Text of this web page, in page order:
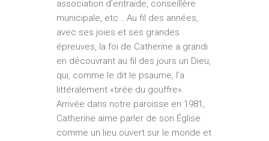
association d’entraide, conseillère
municipale, etc… Au fil des années,
avec ses joies et ses grandes
épreuves, la foi de Catherine a grandi
en découvrant au fil des jours un Dieu,
qui, comme le dit le psaume, l’a
littéralement «tirée du gouffre».
Arrivée dans notre paroisse en 1981,
Catherine aime parler de son Église
comme un lieu ouvert sur le monde et